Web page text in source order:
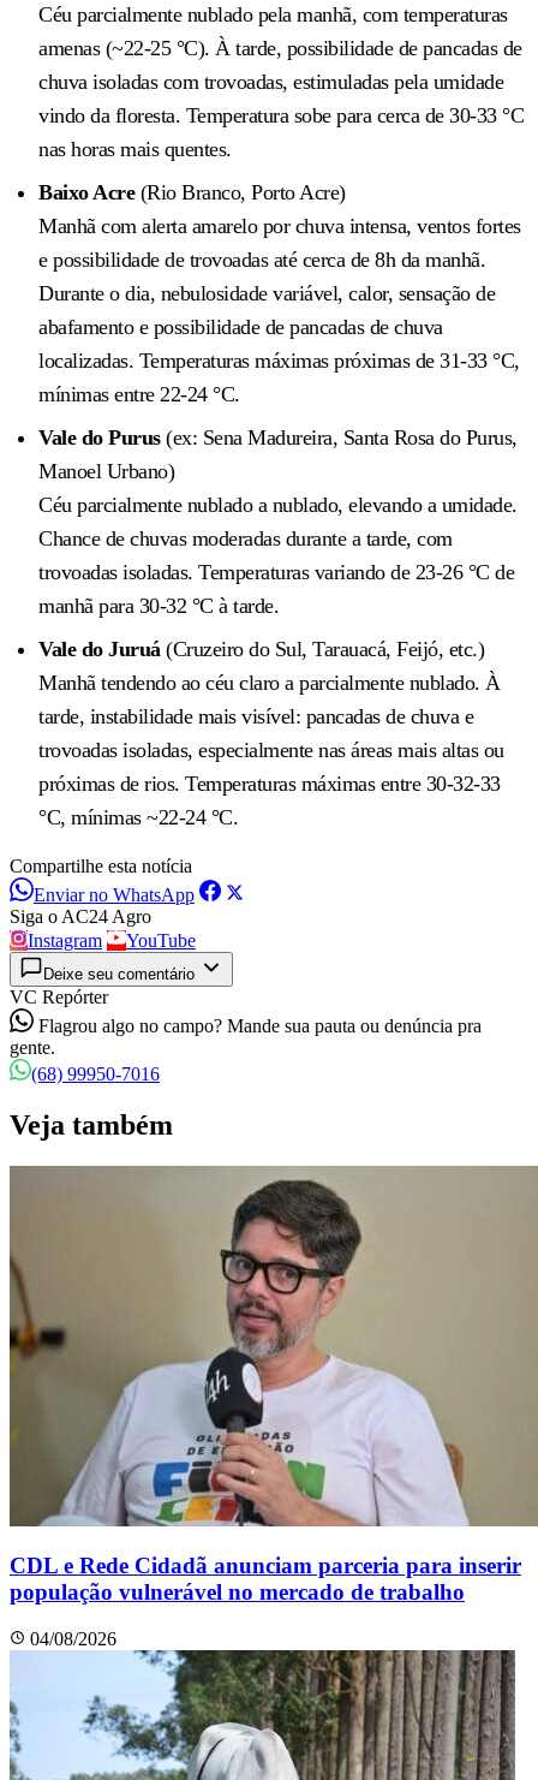
Céu parcialmente nublado pela manhã, com temperaturas
amenas (~22-25 °C). À tarde, possibilidade de pancadas de
chuva isoladas com trovoadas, estimuladas pela umidade
vindo da floresta. Temperatura sobe para cerca de 30-33 °C
nas horas mais quentes.
Baixo Acre(Rio Branco, Porto Acre)
Manhã com alerta amarelo por chuva intensa, ventos fortes
e possibilidade de trovoadas até cerca de 8h da manhã.
Durante o dia, nebulosidade variável, calor, sensação de
abafamento e possibilidade de pancadas de chuva
localizadas. Temperaturas máximas próximas de 31-33 °C,
mínimas entre 22-24 °C.
Vale do Purus(ex: Sena Madureira, Santa Rosa do Purus,
Manoel Urbano)
Céu parcialmente nublado a nublado, elevando a umidade.
Chance de chuvas moderadas durante a tarde, com
trovoadas isoladas. Temperaturas variando de 23-26 °C de
manhã para 30-32 °C à tarde.
Vale do Juruá (Cruzeiro do Sul, Tarauacá, Feijó, etc.)
Manhã tendendo ao céu claro a parcialmente nublado. À
tarde, instabilidade mais visível: pancadas de chuva e
trovoadas isoladas, especialmente nas áreas mais altas ou
próximas de rios. Temperaturas máximas entre 30-32-33
°C, mínimas ~22-24 °C.
Compartilhe esta notícia
Enviar no WhatsApp
Siga o AC24 Agro
Instagram
YouTube
Deixe seu comentário
VC Repórter
Flagrou algo no campo? Mande sua pauta ou denúncia pra
gente.
(68) 99950-7016
Veja também
CDL e Rede Cidadã anunciam parceria para inserir
população vulnerável no mercado de trabalho
04/08/2026